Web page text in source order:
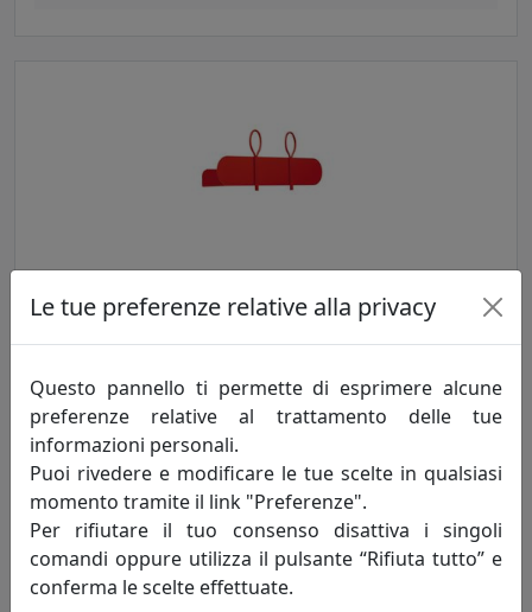
MENSOLA BALLOON 45X18 CON DUE ATTACCAPANNI OG09045A-
15 PAPAVERO
MemeDesign
237,00 €
Le tue preferenze relative alla privacy
Questo pannello ti permette di esprimere alcune
preferenze relative al trattamento delle tue
informazioni personali.
Puoi rivedere e modificare le tue scelte in qualsiasi
momento tramite il link "Preferenze".
Per rifiutare il tuo consenso disattiva i singoli
comandi oppure utilizza il pulsante “Rifiuta tutto” e
conferma le scelte effettuate.